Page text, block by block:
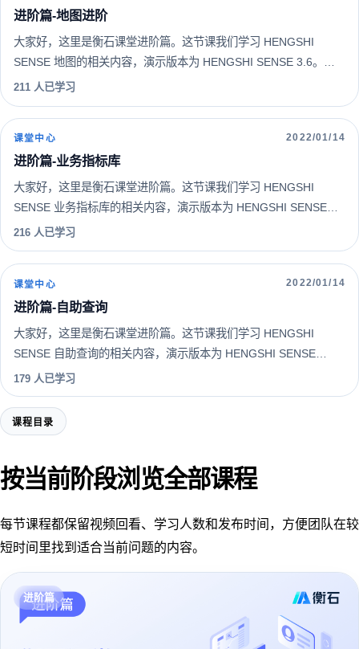
进阶篇-地图进阶
大家好，这里是衡石课堂进阶篇。这节课我们学习 HENGSHI
SENSE 地图的相关内容，演示版本为 HENGSHI SENSE 3.6。希
望您能通过系统的学习更好地认识和使用 HENGSHI SENSE。
211 人已学习
课堂中心 2022/01/14
进阶篇-业务指标库
大家好，这里是衡石课堂进阶篇。这节课我们学习 HENGSHI
SENSE 业务指标库的相关内容，演示版本为 HENGSHI SENSE
3.5。希望您能通过系统的学习更好地认识和使用 HENGSHI
SENSE。
216 人已学习
课堂中心 2022/01/14
进阶篇-自助查询
大家好，这里是衡石课堂进阶篇。这节课我们学习 HENGSHI
SENSE 自助查询的相关内容，演示版本为 HENGSHI SENSE
3.5。希望您能通过系统的学习更好地认识和使用 HENGSHI
SENSE。
179 人已学习
课程目录
按当前阶段浏览全部课程
每节课程都保留视频回看、学习人数和发布时间，方便团队在较
短时间里找到适合当前问题的内容。
进阶篇